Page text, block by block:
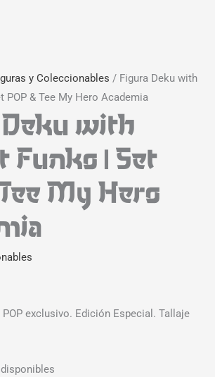
y Coleccionables / Figura Deku with
POP & Tee My Hero Academia
with
Funko | Set
My Hero
exclusivo. Edición Especial. Tallaje